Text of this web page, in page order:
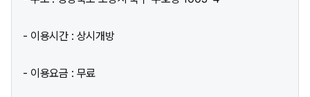
- 이용시간 : 상시개방
- 이용요금 : 무료